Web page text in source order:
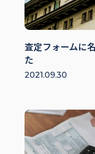
査定フォームに
た
2021.09.30